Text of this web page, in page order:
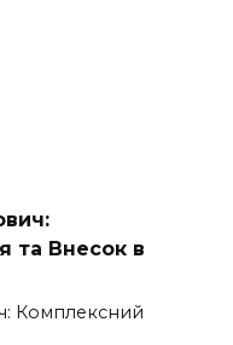
та Внесок в
Комплексний